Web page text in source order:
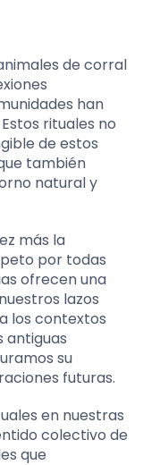
de corral
han
rituales no
de estos
también
natural y
más la
por todas
ofrecen una
lazos
los contextos
antiguas
su
futuras.
en nuestras
colectivo de
que